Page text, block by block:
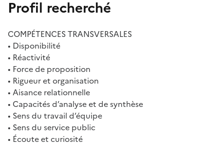
Profil recherché
COMPÉTENCES TRANSVERSALES
• Disponibilité
• Réactivité
• Force de proposition
• Rigueur et organisation
• Aisance relationnelle
• Capacités d’analyse et de synthèse
• Sens du travail d’équipe
• Sens du service public
• Écoute et curiosité